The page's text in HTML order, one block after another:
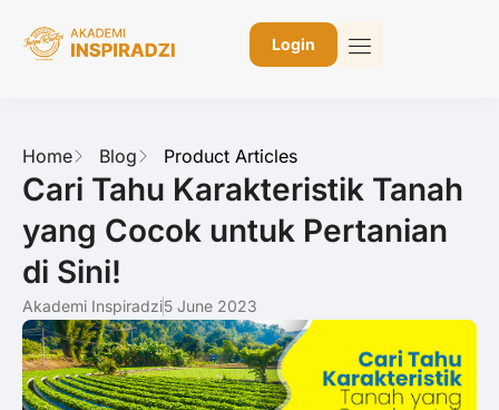
Login
Home Blog Product Articles
Cari Tahu Karakteristik Tanah
yang Cocok untuk Pertanian
di Sini!
Akademi Inspiradzi5 June 2023